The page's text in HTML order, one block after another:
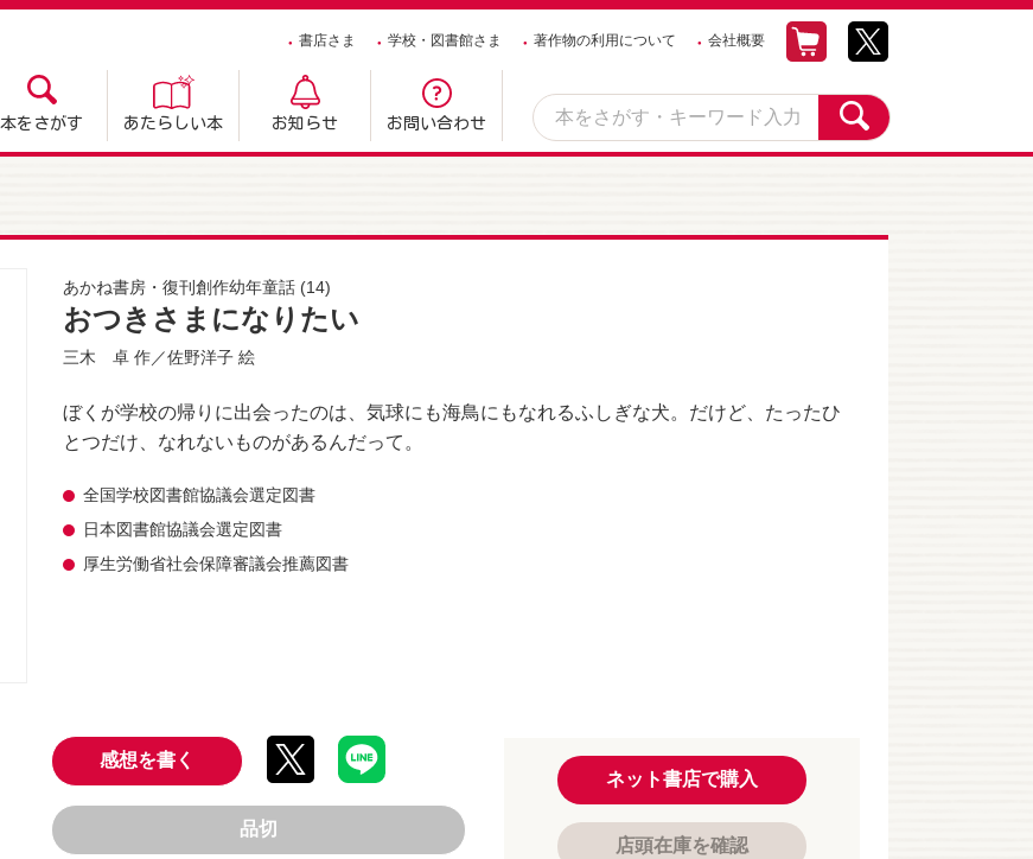
書店さま 学校・図書館さま 著作物の利用について 会社概要
本をさがす あたらしい本 お知らせ お問い合わせ
あかね書房・復刊創作幼年童話 (14)
おつきさまになりたい
三木 卓 作／佐野洋子 絵
ぼくが学校の帰りに出会ったのは、気球にも海鳥にもなれるふしぎな犬。だけど、たったひ
とつだけ、なれないものがあるんだって。
全国学校図書館協議会選定図書
日本図書館協議会選定図書
厚生労働省社会保障審議会推薦図書
感想を書く
品切
ネット書店で購入
店頭在庫を確認